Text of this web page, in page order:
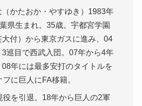
かたおか・やすゆき）1983年
県生まれ。35歳。宇都宮学園
大付）から東京ガスに進み、04
巡目で西武入団。07年から4年
年には最多安打のタイトルを
に巨人にFA移籍。
役を引退。18年から巨人の2軍